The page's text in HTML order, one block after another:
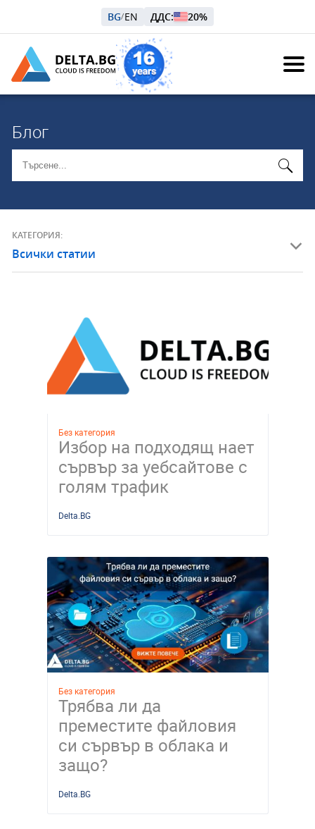
BG/EN ДДС: 20%
Блог
КАТЕГОРИЯ:
Всички статии
Без категория
Избор на подходящ нает
сървър за уебсайтове с
голям трафик
Delta.BG
Без категория
Трябва ли да
преместите файловия
си сървър в облака и
защо?
Delta.BG